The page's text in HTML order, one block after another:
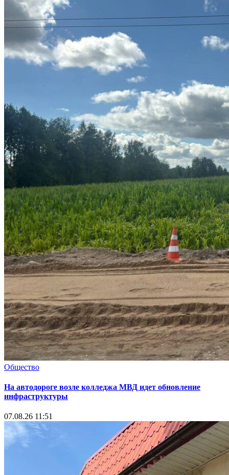
Общество
На автодороге возле колледжа МВД идет обновление
инфраструктуры
07.08.26 11:51